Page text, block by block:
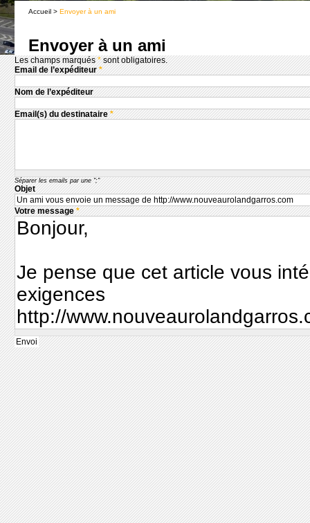
Accueil > Envoyer à un ami
Envoyer à un ami
Les champs marqués*sont obligatoires.
Email de l’expéditeur*
Nom de l’expéditeur
Email(s) du destinataire*
Séparer les emails par une ";"
Objet
Votre message*